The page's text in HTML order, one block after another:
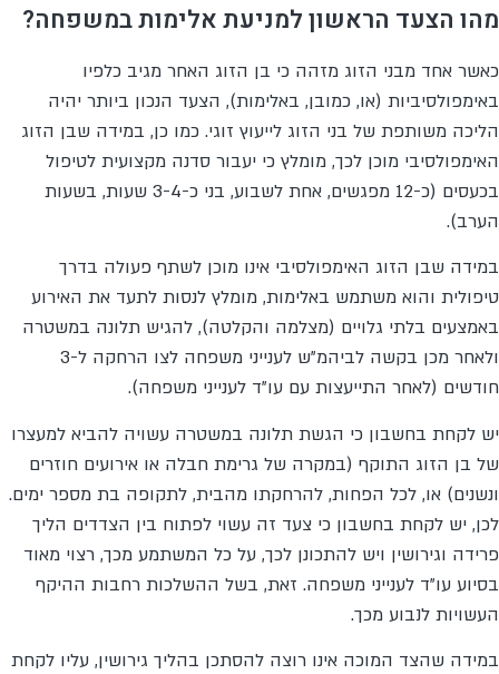
מהו הצעד הראשון למניעת אלימות במשפחה?
כאשר אחד מבני הזוג מזהה כי בן הזוג האחר מגיב כלפיו
באימפולסיביות (או, כמובן, באלימות), הצעד הנכון ביותר יהיה
הליכה משותפת של בני הזוג לייעוץ זוגי. כמו כן, במידה שבן הזוג
האימפולסיבי מוכן לכך, מומלץ כי יעבור סדנה מקצועית לטיפול
בכעסים (כ-12 מפגשים, אחת לשבוע, בני כ-3-4 שעות, בשעות
הערב).
במידה שבן הזוג האימפולסיבי אינו מוכן לשתף פעולה בדרך
טיפולית והוא משתמש באלימות, מומלץ לנסות לתעד את האירוע
באמצעים בלתי גלויים (מצלמה והקלטה), להגיש תלונה במשטרה
ולאחר מכן בקשה לביהמ"ש לענייני משפחה לצו הרחקה ל-3
חודשים (לאחר התייעצות עם עו"ד לענייני משפחה).
יש לקחת בחשבון כי הגשת תלונה במשטרה עשויה להביא למעצרו
של בן הזוג התוקף (במקרה של גרימת חבלה או אירועים חוזרים
ונשנים) או, לכל הפחות, להרחקתו מהבית, לתקופה בת מספר ימים.
לכן, יש לקחת בחשבון כי צעד זה עשוי לפתוח בין הצדדים הליך
פרידה וגירושין ויש להתכונן לכך, על כל המשתמע מכך, רצוי מאוד
בסיוע עו"ד לענייני משפחה. זאת, בשל ההשלכות רחבות ההיקף
העשויות לנבוע מכך.
במידה שהצד המוכה אינו רוצה להסתכן בהליך גירושין, עליו לקחת